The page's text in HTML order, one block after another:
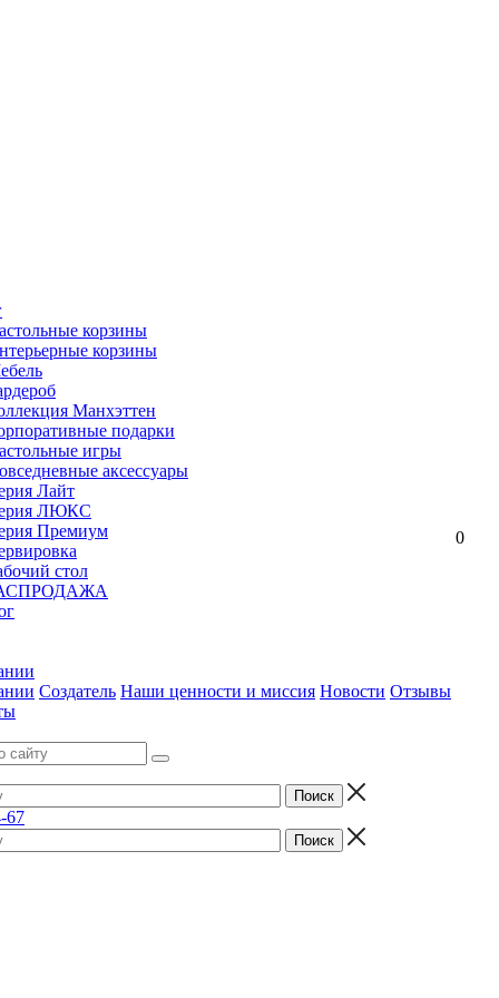
корзины
корзины
Манхэттен
подарки
игры
аксессуары
Лайт
ЛЮКС
Премиум
стол
Создатель Наши ценности и миссия Новости Отзывы
67
0